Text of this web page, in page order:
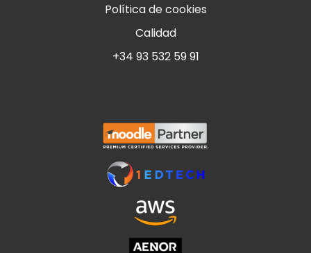
Política de cookies
Calidad
+34 93 532 59 91